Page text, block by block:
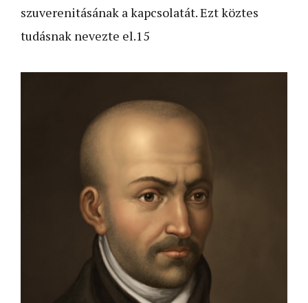
szuverenitásának a kapcsolatát. Ezt köztes
tudásnak nevezte el.15